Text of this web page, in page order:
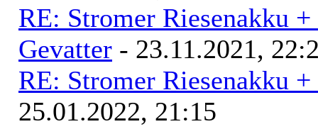
RE: Stromer Riesenakku
Gevatter - 23.11.2021,
RE: Stromer Riesenakku
25.01.2022, 21:15